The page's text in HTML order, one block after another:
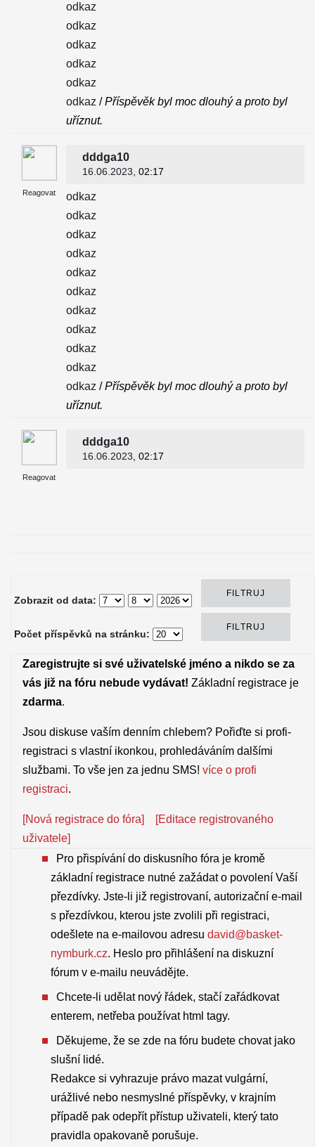
odkaz
odkaz
odkaz
odkaz
odkaz
odkaz /Příspěvěk byl moc dlouhý a proto byl
uříznut.
Reagovat
dddga10
16.06.2023 , 02:17
odkaz
odkaz
odkaz
odkaz
odkaz
odkaz
odkaz
odkaz
odkaz
odkaz
odkaz /Příspěvěk byl moc dlouhý a proto byl
uříznut.
Reagovat
dddga10
16.06.2023 , 02:17
Zobrazit od data:
Počet příspěvků na stránku:
Zaregistrujte si své uživatelské jméno a nikdo se za
vás již na fóru nebude vydávat! Základní registrace je
zdarma.
Jsou diskuse vaším denním chlebem? Pořiďte si profi-
registraci s vlastní ikonkou, prohledáváním dalšími
službami. To vše jen za jednu SMS! více o profi
registraci.
[Nová registrace do fóra]
[Editace registrovaného
uživatele]
Pro přispívání do diskusního fóra je kromě
základní registrace nutné zažádat o povolení Vaší
přezdívky. Jste-li již registrovaní, autorizační e-mail
s přezdívkou, kterou jste zvolili při registraci,
odešlete na e-mailovou adresu david@basket-
nymburk.cz. Heslo pro přihlášení na diskuzní
fórum v e-mailu neuvádějte.
Chcete-li udělat nový řádek, stačí zařádkovat
enterem, netřeba používat html tagy.
Děkujeme, že se zde na fóru budete chovat jako
slušní lidé.
Redakce si vyhrazuje právo mazat vulgární,
urážlivé nebo nesmyslné příspěvky, v krajním
případě pak odepřít přístup uživateli, který tato
pravidla opakovaně porušuje.